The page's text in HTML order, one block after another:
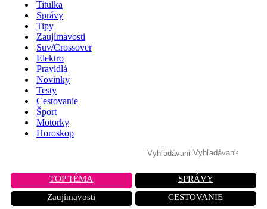
Titulka
Správy
Tipy
Zaujímavosti
Suv/Crossover
Elektro
Pravidlá
Novinky
Testy
Cestovanie
Šport
Motorky
Horoskop
TOP TÉMA
SPRÁVY
Zaujímavosti
CESTOVANIE